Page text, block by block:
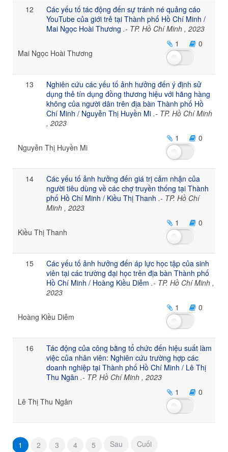
12
Các yếu tố tác động đến sự tránh né quảng cáo
YouTube của giới trẻ tại Thành phố Hồ Chí Minh /
Mai Ngọc Hoài Thương.- TP. Hồ Chí Minh , 2023
1
0
Mai Ngọc Hoài Thương
13
Nghiên cứu các yếu tố ảnh hưởng đến ý định sử
dụng thẻ tín dụng đồng thương hiệu với hãng hàng
không của người dân trên địa bàn Thành phố Hồ
Chí Minh / Nguyễn Thị Huyền Mi.- TP. Hồ Chí Minh
, 2023
1
0
Nguyễn Thị Huyền Mi
14
Các yếu tố ảnh hưởng đến giá trị cảm nhận của
người tiêu dùng về các chợ truyền thống tại Thành
phố Hồ Chí Minh / Kiều Thị Thanh.- TP. Hồ Chí
Minh , 2023
1
0
Kiều Thị Thanh
15
Các yếu tố ảnh hưởng đến áp lực học tập của sinh
viên tại các trường đại học trên địa bàn Thành phố
Hồ Chí Minh / Hoàng Kiều Diễm.- TP. Hồ Chí Minh ,
2023
1
0
Hoàng Kiều Diễm
16
Tác động của công bằng tổ chức đến hiệu suất làm
việc của nhân viên: Nghiên cứu trường hợp các
doanh nghiệp tại Thành phố Hồ Chí Minh / Lê Thị
Thu Ngân.- TP. Hồ Chí Minh , 2023
1
0
Lê Thị Thu Ngân
1 2 3 4 5 Sau Cuối